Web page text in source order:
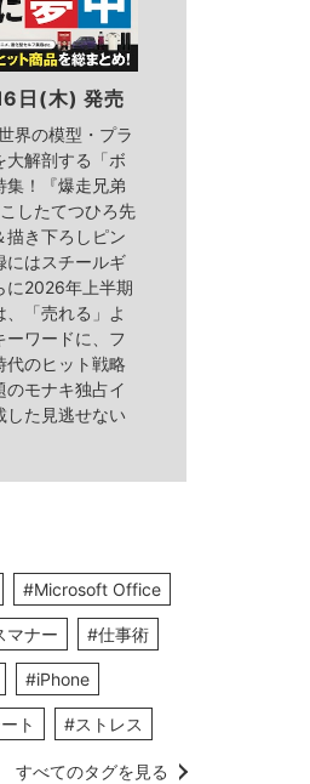
日(木) 発売
界の模型・プラ
大解剖する「ボ
集！『爆走兄弟
したてつひろ先
描き下ろしピン
にはスチールギ
に2026年上半期
、「売れる」よ
ーワードに、フ
代のヒット戦略
のモナキ独占イ
した見逃せない
#Microsoft Office
マナー #仕事術
#iPhone
ト #ストレス
すべてのタグを見る